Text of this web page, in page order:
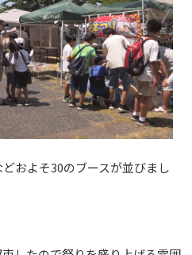
およそ30のブースが並びまし